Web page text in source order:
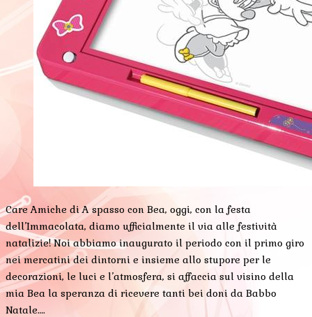
Care Amiche di A spasso con Bea, oggi, con la festa
dell’Immacolata, diamo ufficialmente il via alle festività
natalizie! Noi abbiamo inaugurato il periodo con il primo giro
nei mercatini dei dintorni e insieme allo stupore per le
decorazioni, le luci e l’atmosfera, si affaccia sul visino della
mia Bea la speranza di ricevere tanti bei doni da Babbo
Natale….